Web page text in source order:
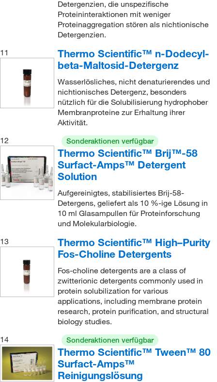
Detergenzien, die unspezifische
Proteininteraktionen mit weniger
Proteinaggregation stören als nichtionische
Detergenzien.
11
Thermo Scientific™ n-Dodecyl-
beta-Maltosid-Detergenz
Wasserlösliches, nicht denaturierendes und
nichtionisches Detergenz, besonders
nützlich für die Solubilisierung hydrophober
Membranproteine zur Erhaltung ihrer
Aktivität.
12
Sonderaktionen verfügbar
Thermo Scientific™ Brij™-58
Surfact-Amps™ Detergent
Solution
Aufgereinigtes, stabilisiertes Brij-58-
Detergens, geliefert als 10 %-ige Lösung in
10 ml Glasampullen für Proteinforschung
und Molekularbiologie.
13
Thermo Scientific™ High–Purity
Fos-Choline Detergents
Fos-choline detergents are a class of
zwitterionic detergents commonly used in
protein solubilization for various
applications, including membrane protein
research, protein purification, and structural
biology studies.
14
Sonderaktionen verfügbar
Thermo Scientific™ Tween™ 80
Surfact-Amps™
Reinigungslösung